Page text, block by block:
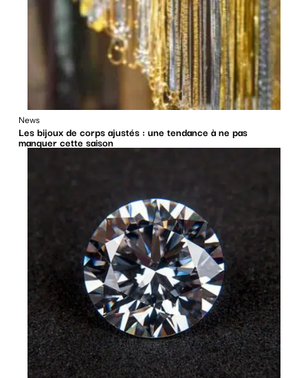
News
Les bijoux de corps ajustés : une tendance à ne pas
manquer cette saison